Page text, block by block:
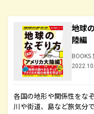
地球
陸編
BOOKS
各国の地形や関係性をな
川や街道、島など旅気分